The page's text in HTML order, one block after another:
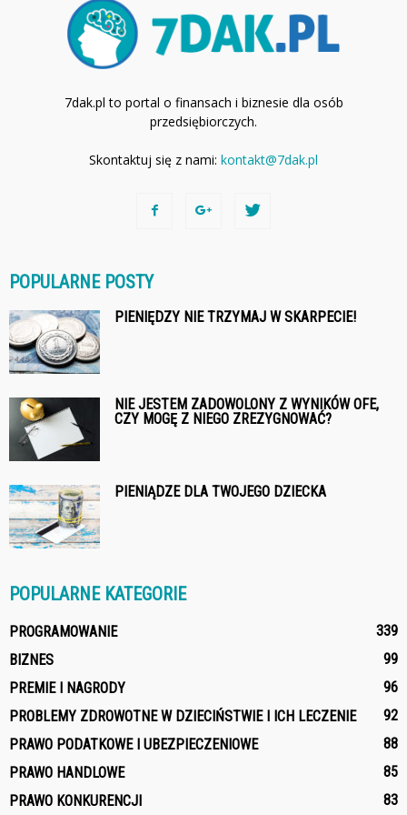
7dak.pl to portal o finansach i biznesie dla osób
przedsiębiorczych.
Skontaktuj się z nami: kontakt@7dak.pl
POPULARNE POSTY
PIENIĘDZY NIE TRZYMAJ W SKARPECIE!
NIE JESTEM ZADOWOLONY Z WYNIKÓW OFE,
CZY MOGĘ Z NIEGO ZREZYGNOWAĆ?
PIENIĄDZE DLA TWOJEGO DZIECKA
POPULARNE KATEGORIE
PROGRAMOWANIE
339
BIZNES
99
PREMIE I NAGRODY
96
PROBLEMY ZDROWOTNE W DZIECIŃSTWIE I ICH LECZENIE
92
PRAWO PODATKOWE I UBEZPIECZENIOWE
88
PRAWO HANDLOWE
85
PRAWO KONKURENCJI
83